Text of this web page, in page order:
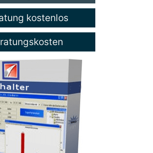
kostenlos